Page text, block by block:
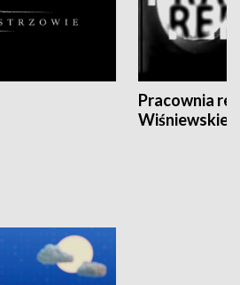
Pracownia